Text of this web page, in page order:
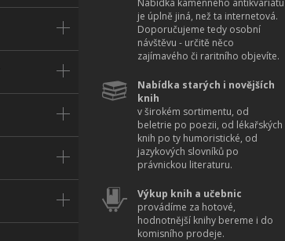
Nabídka kamenného antikvariátu
je úplně jiná, než ta internetová.
Doporučujeme tedy osobní
návštěvu - určitě něco
zajímavého či raritního objevíte.
Nabídka starých i novějších
knih
v širokém sortimentu, od
beletrie po poezii, od lékařských
knih po ty humoristické, od
jazykových slovníků po
právnickou literaturu.
Výkup knih a učebnic
provádíme za hotové,
hodnotnější knihy bereme i do
komisního prodeje.